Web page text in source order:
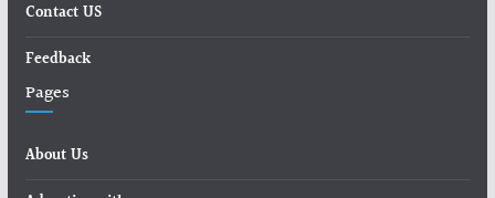
Contact US
Feedback
Pages
About Us